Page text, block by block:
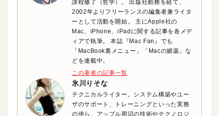
課程修了（哲学）。 出版社勤務を経て、
2002年よりフリーランスの編集者兼ライタ
ーとして活動を開始。 主にApple社の
Mac、iPhone、iPadに関する記事を各メデ
ィアで執筆。 本誌『Mac Fan』でも
「MacBook裏メニュー」「Macの媚薬」な
どを連載中。
この著者の記事一覧
氷川りそな
テクニカルライター。システム構築やユー
ザのサポート、トレーニングといった実務
の傍ら、アップル周辺の技術やテクノロジ